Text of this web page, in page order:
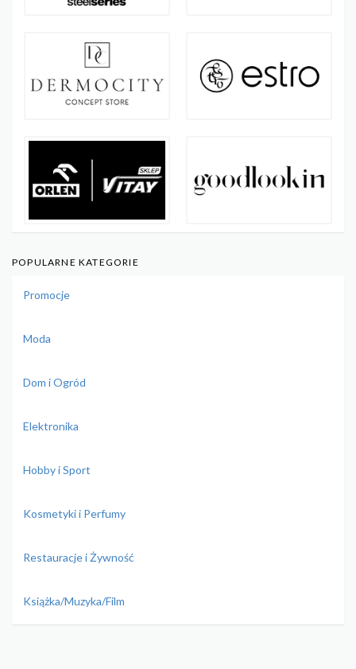
POPULARNE KATEGORIE
Promocje
Moda
Dom i Ogród
Elektronika
Hobby i Sport
Kosmetyki i Perfumy
Restauracje i Żywność
Książka/Muzyka/Film